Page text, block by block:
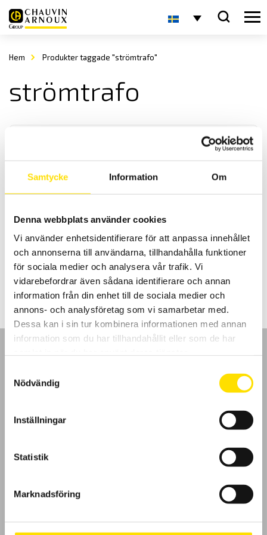
Samtycke Information Om
Denna webbplats använder cookies
Vi använder enhetsidentifierare för att anpassa innehållet
och annonserna till användarna, tillhandahålla funktioner
för sociala medier och analysera vår trafik. Vi
vidarebefordrar även sådana identifierare och annan
information från din enhet till de sociala medier och
annons- och analysföretag som vi samarbetar med.
Dessa kan i sin tur kombinera informationen med annan
information som du har tillhandahållit eller som de har
Nödvändig
Inställningar
Statistik
Marknadsföring
Hem Produkter taggade "strömtrafo"
strömtrafo
Strömtransformatorer
Strömtransformatorer för primära strömmar från 1 A till 6000 A.
Mätosäkerhetsklasser 0,2s, 0,5, 1, och 3 beroende på modell.
LÄS MER